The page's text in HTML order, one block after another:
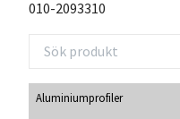
010-2093310
Aluminiumprofiler